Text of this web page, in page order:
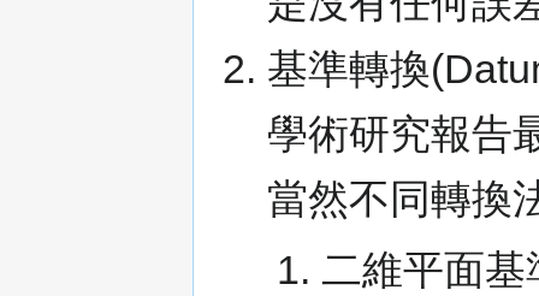
基準轉換
學術研究報告
當然不同轉換
二維平面基